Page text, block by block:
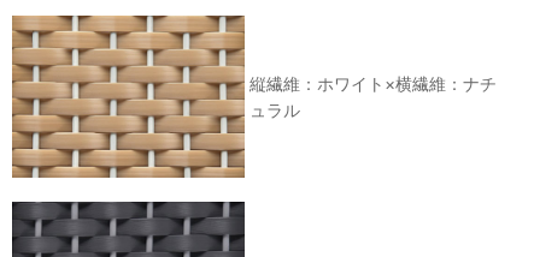
縦繊維：ホワイト×横繊維：ナチ
ュラル